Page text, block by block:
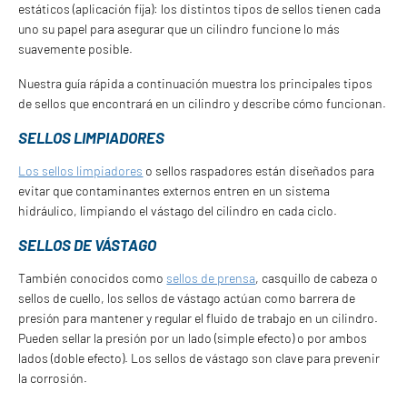
estáticos (aplicación fija): los distintos tipos de sellos tienen cada
uno su papel para asegurar que un cilindro funcione lo más
suavemente posible.
Nuestra guía rápida a continuación muestra los principales tipos
de sellos que encontrará en un cilindro y describe cómo funcionan.
SELLOS LIMPIADORES
Los sellos limpiadores o sellos raspadores están diseñados para
evitar que contaminantes externos entren en un sistema
hidráulico, limpiando el vástago del cilindro en cada ciclo.
SELLOS DE VÁSTAGO
También conocidos como sellos de prensa, casquillo de cabeza o
sellos de cuello, los sellos de vástago actúan como barrera de
presión para mantener y regular el fluido de trabajo en un cilindro.
Pueden sellar la presión por un lado (simple efecto) o por ambos
lados (doble efecto). Los sellos de vástago son clave para prevenir
la corrosión.